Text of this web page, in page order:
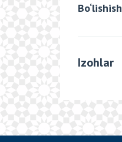
Bo‘lishish
Izohlar